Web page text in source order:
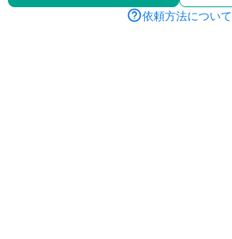
依頼方法について